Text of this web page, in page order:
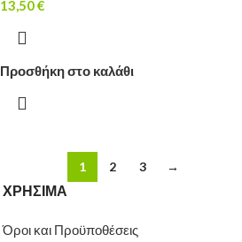
13,50€
Προσθήκη στο καλάθι
1 2 3 →
ΧΡΗΣΙΜΑ
Όροι και Προϋποθέσεις